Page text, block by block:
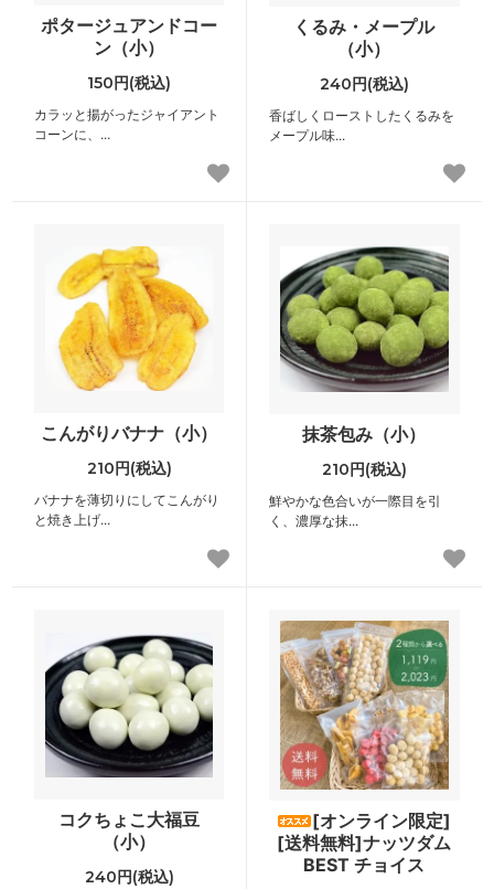
ポタージュアンドコー
ン（小）
150円(税込)
カラッと揚がったジャイアント
コーンに、...
くるみ・メープル
（小）
240円(税込)
香ばしくローストしたくるみを
メープル味...
こんがりバナナ（小）
210円(税込)
バナナを薄切りにしてこんがり
と焼き上げ...
抹茶包み（小）
210円(税込)
鮮やかな色合いが一際目を引
く、濃厚な抹...
コクちょこ大福豆
（小）
240円(税込)
[オンライン限定]
[送料無料]ナッツダム
BEST チョイス